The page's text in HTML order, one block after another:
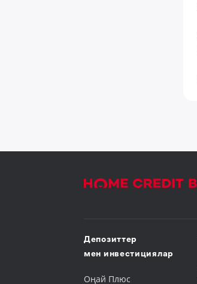
Депозиттер
мен инвестициялар
Оңай Плюс